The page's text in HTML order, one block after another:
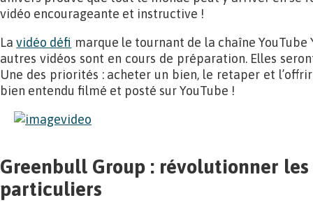
vidéo encourageante et instructive !
Lavidéo défi marque le tournant de la chaîne YouTube
autres vidéos sont en cours de préparation. Elles
Une des priorités : acheter un bien, le retaper et
bien entendu filmé et posté sur YouTube !
Greenbull Group : révolutionner les
particuliers